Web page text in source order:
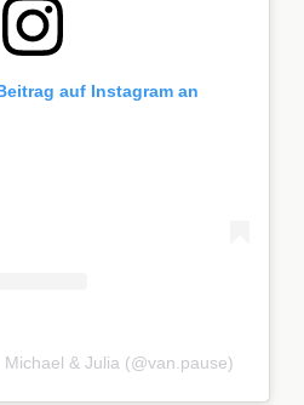
auf Instagram an
& Julia (@van.pause)